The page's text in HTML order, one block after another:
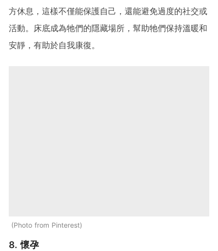
方休息，這樣不僅能保護自己，還能避免過度的社交或
活動。床底成為牠們的隱藏場所，幫助牠們保持溫暖和
安靜，有助於自我康復。
Photo from Pinterest
8. 懷孕